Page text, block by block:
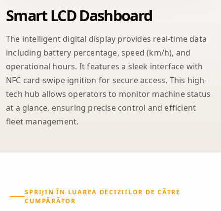
Smart LCD Dashboard
The intelligent digital display provides real-time data
including battery percentage, speed (km/h), and
operational hours. It features a sleek interface with
NFC card-swipe ignition for secure access. This high-
tech hub allows operators to monitor machine status
at a glance, ensuring precise control and efficient
fleet management.
SPRIJIN ÎN LUAREA DECIZIILOR DE CĂTRE
CUMPĂRĂTOR